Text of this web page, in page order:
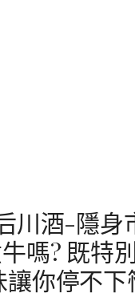
川酒-隱身
嗎? 既特
你停不